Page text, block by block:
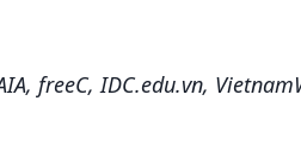
freeC, IDC.edu.vn,